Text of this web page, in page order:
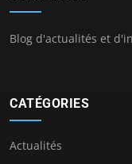
Blog d'actualités et
CATÉGORIES
Actualités